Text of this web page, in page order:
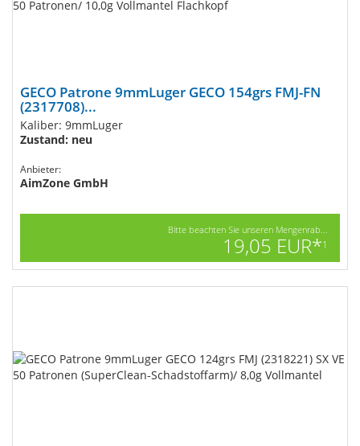
GECO Patrone 9mmLuger GECO 154grs FMJ-FN
(2317708)...
Kaliber: 9mmLuger
Zustand: neu
Anbieter:
AimZone GmbH
Bitte beachten Sie unseren Mengenrab...
19,05 EUR*1